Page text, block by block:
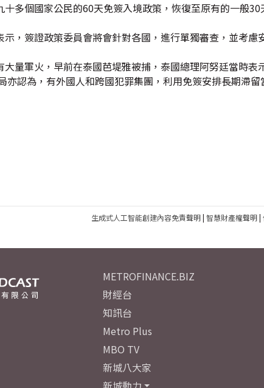
多個國家公民的60天免簽入境政策，恢復至原有的一般
，簽證政策委員會將會針對各國，進行單獨審查，並考慮
大量軍火，早前在泰國芭堤雅被捕，泰國總理阿努廷當時
亦認為，有外國人和跨國犯罪集團，利用免簽安排長期滯
生成式人工智能創建內容免責聲明| 智慧財產權聲明|
METROFINANCE.BIZ
財經台
知訊台
Metro Plus
MBO TV
新城八大家